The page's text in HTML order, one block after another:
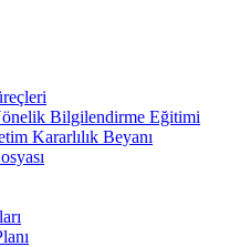
Bilgilendirme Eğitimi
Kararlılık Beyanı